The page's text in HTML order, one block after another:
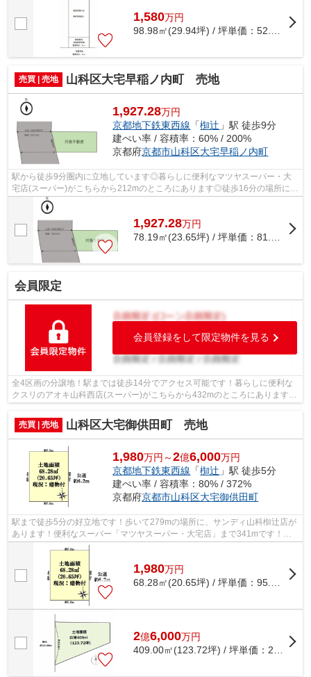
1,580万円
98.98㎡(29.94坪) / 坪単価：52.77 万円
売買 | 売地 山科区大宅早稲ノ内町 売地
1,927.28万円
京都地下鉄東西線 「椥辻 」駅 徒歩9分
建ぺい率 / 容積率：60% / 200%
京都府京都市山科区大宅早稲ノ内町
駅から徒歩9分圏内に立地しています◎暮らしに便利なマツヤスーパー・大
宅店(スーパー)がこちらから212mのところにあります◎徒歩16分の場所に京
都市立大宅小学校があります◎徒歩8分の距...
1,927.28万円
78.19㎡(23.65坪) / 坪単価：81.49 万円
会員限定
会員登録をして限定物件を見る
全4区画の分譲地！駅までは徒歩14分でアクセス可能です！暮らしに便利な
クスリのアオキ山科西店(スーパー)がこちらから432mのところにあります！
売買 | 売地
山科区大宅御供田町 売地
1,980万円～2億6,000万円
京都地下鉄東西線 「椥辻 」駅 徒歩5分
建ぺい率 / 容積率：80% / 372%
京都府京都市山科区大宅御供田町
駅まで徒歩5分の好立地です！歩いて279mの場所に、サンディ山科椥辻店が
あります！便利なスーパー「マツヤスーパー・大宅店」まで341mです！徒
歩10分の場所に京都市立小野小学校があり...
1,980万円
68.28㎡(20.65坪) / 坪単価：95.88 万円
2億6,000万円
409.00㎡(123.72坪) / 坪単価： 210.15